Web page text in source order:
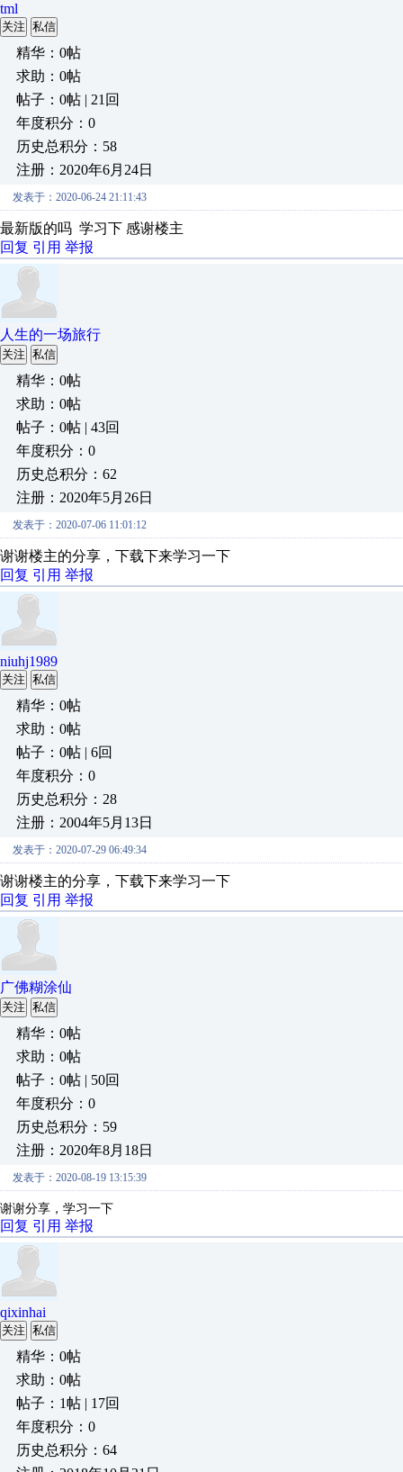
tml
关注 私信
精华：0帖
求助：0帖
帖子：0帖 | 21回
年度积分：0
历史总积分：58
注册：2020年6月24日
发表于：2020-06-24 21:11:43
最新版的吗 学习下 感谢楼主
回复 引用 举报
人生的一场旅行
关注 私信
精华：0帖
求助：0帖
帖子：0帖 | 43回
年度积分：0
历史总积分：62
注册：2020年5月26日
发表于：2020-07-06 11:01:12
谢谢楼主的分享，下载下来学习一下
回复 引用 举报
niuhj1989
关注 私信
精华：0帖
求助：0帖
帖子：0帖 | 6回
年度积分：0
历史总积分：28
注册：2004年5月13日
发表于：2020-07-29 06:49:34
谢谢楼主的分享，下载下来学习一下
回复 引用 举报
广佛糊涂仙
关注 私信
精华：0帖
求助：0帖
帖子：0帖 | 50回
年度积分：0
历史总积分：59
注册：2020年8月18日
发表于：2020-08-19 13:15:39
谢谢分享，学习一下
回复 引用 举报
qixinhai
关注 私信
精华：0帖
求助：0帖
帖子：1帖 | 17回
年度积分：0
历史总积分：64